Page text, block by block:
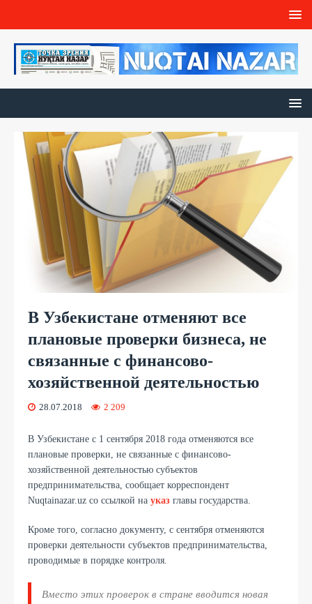
В Узбекистане отменяют все
плановые проверки бизнеса, не
связанные с финансово-
хозяйственной деятельностью
28.07.2018 2 209
В Узбекистане с 1 сентября 2018 года отменяются все
плановые проверки, не связанные с финансово-
хозяйственной деятельностью субъектов
предпринимательства, сообщает корреспондент
Nuqtainazar.uz со ссылкой на указ главы государства.
Кроме того, согласно документу, с сентября отменяются
проверки деятельности субъектов предпринимательства,
проводимые в порядке контроля.
Вместо этих проверок в стране вводится новая